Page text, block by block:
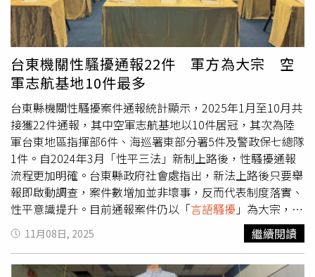
傷與擦傷；45歲的小女兒則受有左側頭皮撕裂傷、左背擦傷
及四肢鈍傷。警方到場後迅速將受傷三人分別送往三重醫院
及新光醫院救治，所幸經醫護人員處理後，目前均無生命危
險。◎若自身或旁人遭受身體精神虐待、性騷擾、性侵害，
請打110報案再打113找社工林姓老翁手段兇殘，現場血跡
斑斑，場面怵目驚心。（圖／翻攝畫面）
台東機關性騷擾通報22件 軍方為大宗 空
軍志航基地10件最多
台東縣機關性騷擾案件通報統計顯示，2025年1月至10月共
接獲22件通報，其中空軍志航基地以10件居冠，其次為陸
軍台東地區指揮部6件、海巡署東部分署5件及警政保七總隊
1件。自2024年3月「性平三法」新制上路後，性騷擾通報
流程更加明確。台東縣政府社會處指出，新法上路後只要舉
報即啟動調查，案件數增加並非壞事，反而代表制度落實、
性平意識提升。目前通報案件仍以「言語騷擾 」為大宗，女
性通報者居多。為強化防治能量，台東縣政府社會處近日舉
辦2場「性騷擾調查專業人員研習」，邀集縣內各級機關、
部隊、學校及警察局等單位承辦人參與，透過專業交流與經
11月08日, 2025 繼續閱讀